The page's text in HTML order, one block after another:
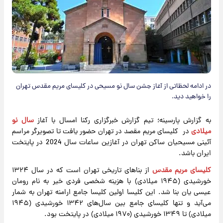
در ادامه لحظاتی از آغاز جشن سال نو مسیحی در کلیسای مریم مقدس تهران
را خواهید دید.
به گزارش پارسینه؛ تیم گزارش خبرگزاری رکنا امسال با آغازسال نو
میلادی در کلیسای مریم مقصد در تهران حضور یافت تا تصویرگر مراسم
آئینی مسیحیان ساکن تهران در آغازین ساعات سال 2024 در پایتخت
ایران باشد.
کلیسای مریم مقدس
از بناهای تاریخی تهران است که در سال ۱۳۲۴
خورشیدی (۱۹۴۵ میلادی) با هزینه شخصی فردی خیر به نام رومان
عیسی یان بنا شد. این کلیسا اولین کلیسا جامع ارامنه تهران به شمار
می‌آید و تنها کلیسای جامع بین سال‌های ۱۳۴۲ خورشیدی (۱۹۴۵
میلادی) تا ۱۳۴۹ خورشیدی (۱۹۷۰ میلادی) در پایتخت بود.